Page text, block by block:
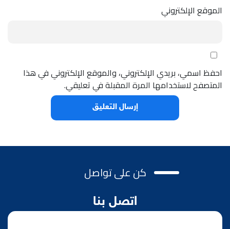
الموقع الإلكتروني
احفظ اسمي، بريدي الإلكتروني، والموقع الإلكتروني في هذا
المتصفح لاستخدامها المرة المقبلة في تعليقي.
كن على تواصل
اتصل بنا